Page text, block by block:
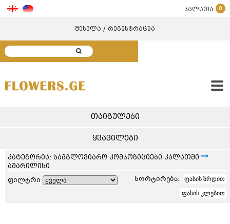
კალათა 0
შესვლა / რეგისტრაცია
თაიგულები
ყვავილები
კატეგორია: სამგლოვიარო კომპოზიციები კალათში
ამარილისი
ფილტრი სორტირება:
ფასის ზრდით
ფასის კლებით